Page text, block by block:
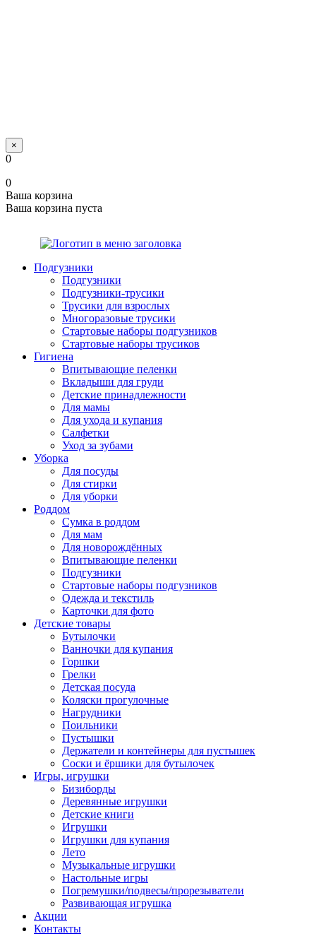
×
0
0
Ваша корзина
Ваша корзина пуста
Подгузники
Подгузники
Подгузники-трусики
Трусики для взрослых
Многоразовые трусики
Стартовые наборы подгузников
Стартовые наборы трусиков
Гигиена
Впитывающие пеленки
Вкладыши для груди
Детские принадлежности
Для мамы
Для ухода и купания
Салфетки
Уход за зубами
Уборка
Для посуды
Для стирки
Для уборки
Роддом
Сумка в роддом
Для мам
Для новорождённых
Впитывающие пеленки
Подгузники
Стартовые наборы подгузников
Одежда и текстиль
Карточки для фото
Детские товары
Бутылочки
Ванночки для купания
Горшки
Грелки
Детская посуда
Коляски прогулочные
Нагрудники
Поильники
Пустышки
Держатели и контейнеры для пустышек
Соски и ёршики для бутылочек
Игры, игрушки
Бизиборды
Деревянные игрушки
Детские книги
Игрушки
Игрушки для купания
Лето
Музыкальные игрушки
Настольные игры
Погремушки/подвесы/прорезыватели
Развивающая игрушка
Акции
Контакты